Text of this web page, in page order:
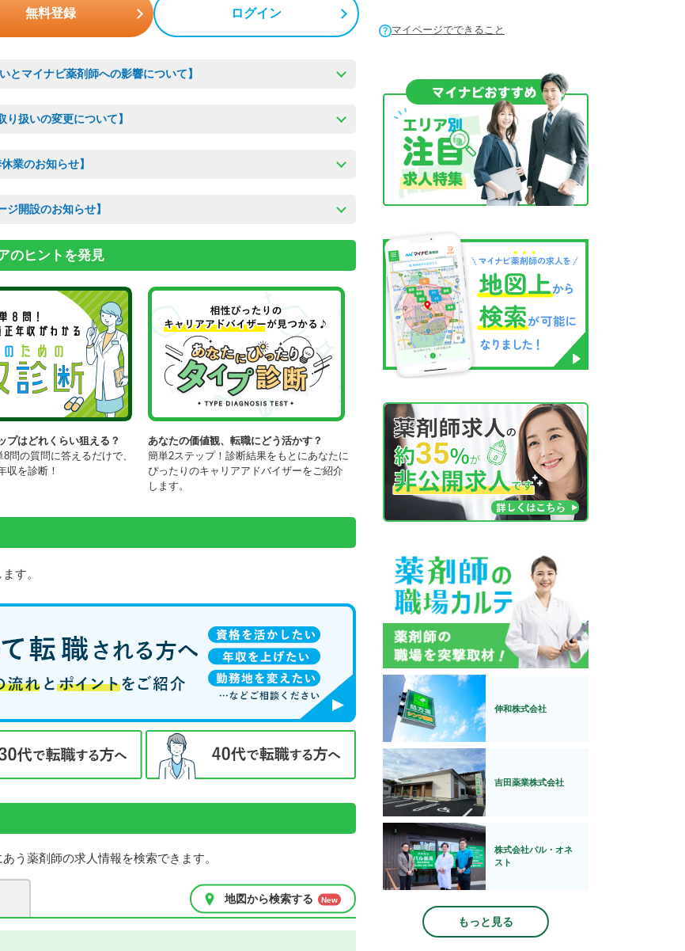
無料登録 ログイン
マイページでできること
とマイナビ薬剤師への影響について】
り扱いの変更について】
休業のお知らせ】
ジ開設のお知らせ】
のヒントを発見
プはどれくらい狙える？
問の質問に答えるだけで、
収を診断！
あなたの価値観、転職にどう活かす？
簡単2ステップ！診断結果をもとにあなたに
ぴったりのキャリアアドバイザーをご紹介
します。
す。
う薬剤師の求人情報を検索できます。
地図から検索する
伸和株式会社
吉田薬業株式会社
株式会社パル・オネ
スト
もっと見る